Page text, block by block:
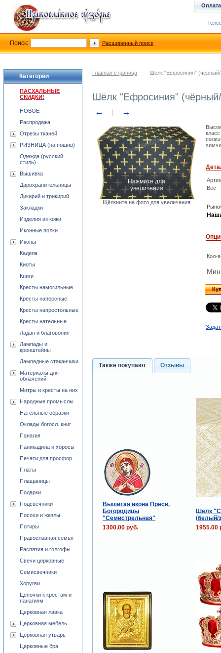
Главная страница - Шёлк "Ефросиния" (чёрный/
Шёлк "Ефросиния"
← →
Нажмите для
увеличения
Щёлкните на фото для увеличения
Вес
Кол-
Также покупают Отзывы
Вышитая икона Пресв.
Богородицы
"Семистрельная"
Шелк
(белый/
1300.00 руб.
1955.00
Категории
ПАСХАЛЬНЫЕ
СКИДКИ!
НОВОЕ
Распродажа
Отрезы тканей
РИЗНИЦА (на пошив)
Одежда (русский
стиль)
Вышивка
Дарохранительницы
Дикирий и трикирий
Закладки
Изделия из кожи
Иконные полки
Иконы
Кадила
Киоты
Книги
Кресты намогильные
Кресты наперсные
Кресты напрестольные
Кресты нательные
Ладан и благовония
Лампады и
кронштейны
Лампадные стаканчики
Материалы для
облачений
Митры и кресты на них
Народные промыслы
Нательные образки
Оклады богосл. книг
Панагия
Паникадила и хоросы
Печати для просфор
Платы
Плащаницы
Подарки
Подсвечники
Посохи и жезлы
Потиры
Православная семья
Распятия и голгофы
Свечи церковные
Семисвечники
Хоругви
Цепочки к крестам и
панагиям
Церковная лавка
Церковная мебель
Церковная утварь
Церковные бра
Оплата
Поиск: Расширенный поиск